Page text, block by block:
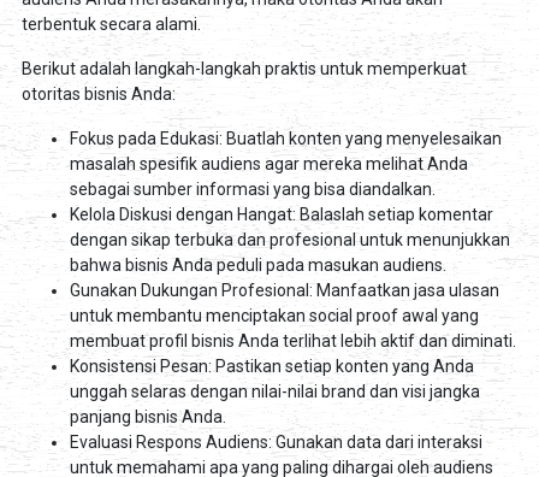
terbentuk secara alami.
Berikut adalah langkah-langkah praktis untuk memperkuat
otoritas bisnis Anda:
Fokus pada Edukasi: Buatlah konten yang menyelesaikan
masalah spesifik audiens agar mereka melihat Anda
sebagai sumber informasi yang bisa diandalkan.
Kelola Diskusi dengan Hangat: Balaslah setiap komentar
dengan sikap terbuka dan profesional untuk menunjukkan
bahwa bisnis Anda peduli pada masukan audiens.
Gunakan Dukungan Profesional: Manfaatkan jasa ulasan
untuk membantu menciptakan social proof awal yang
membuat profil bisnis Anda terlihat lebih aktif dan diminati.
Konsistensi Pesan: Pastikan setiap konten yang Anda
unggah selaras dengan nilai-nilai brand dan visi jangka
panjang bisnis Anda.
Evaluasi Respons Audiens: Gunakan data dari interaksi
untuk memahami apa yang paling dihargai oleh audiens